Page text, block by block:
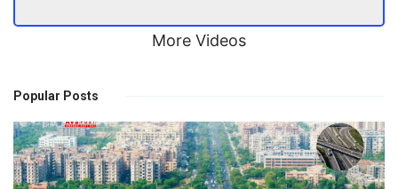
More Videos
Popular Posts